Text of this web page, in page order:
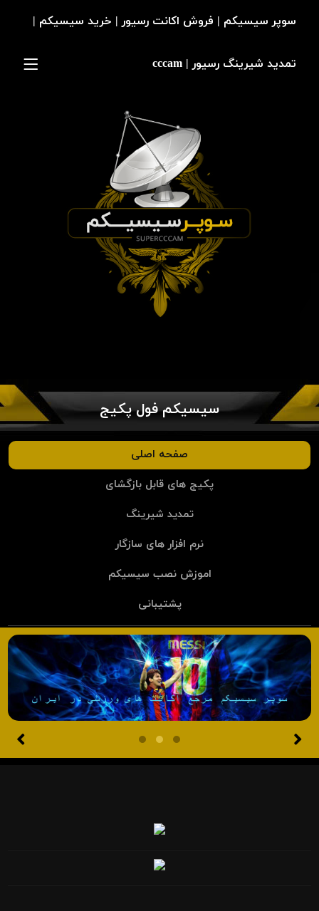
سیسیکم فول پکیج
صفحه اصلی
پکیج های قابل بازگشای
تمدید شیرینگ
نرم افزار های سازگار
اموزش نصب سیسیکم
پشتیبانی
سوپر سیسیکم | فروش اکانت رسیور | خرید سیسیکم |
تمدید شیرینگ رسیور | cccam